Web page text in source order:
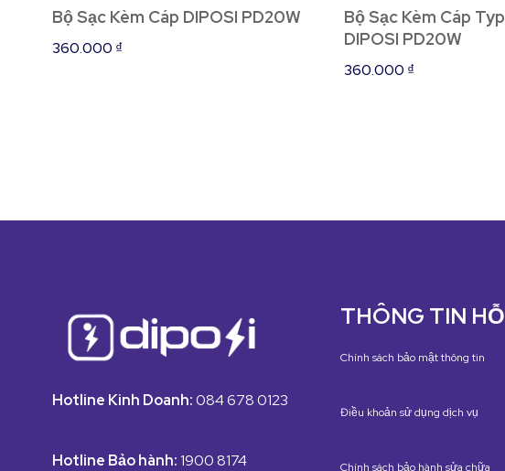
Bộ Sạc Kèm Cáp DIPOSI PD20W
360.000 ₫
Bộ Sạc Kèm Cáp
DIPOSI PD20W
360.000 ₫
Hotline Kinh Doanh:084 678 0123
Hotline Bảo hành:1900 8174
THÔNG TIN
Chính sách bảo mật thông tin
Điều khoản sử dụng dịch vụ
Chính sách bảo hành sửa chữa